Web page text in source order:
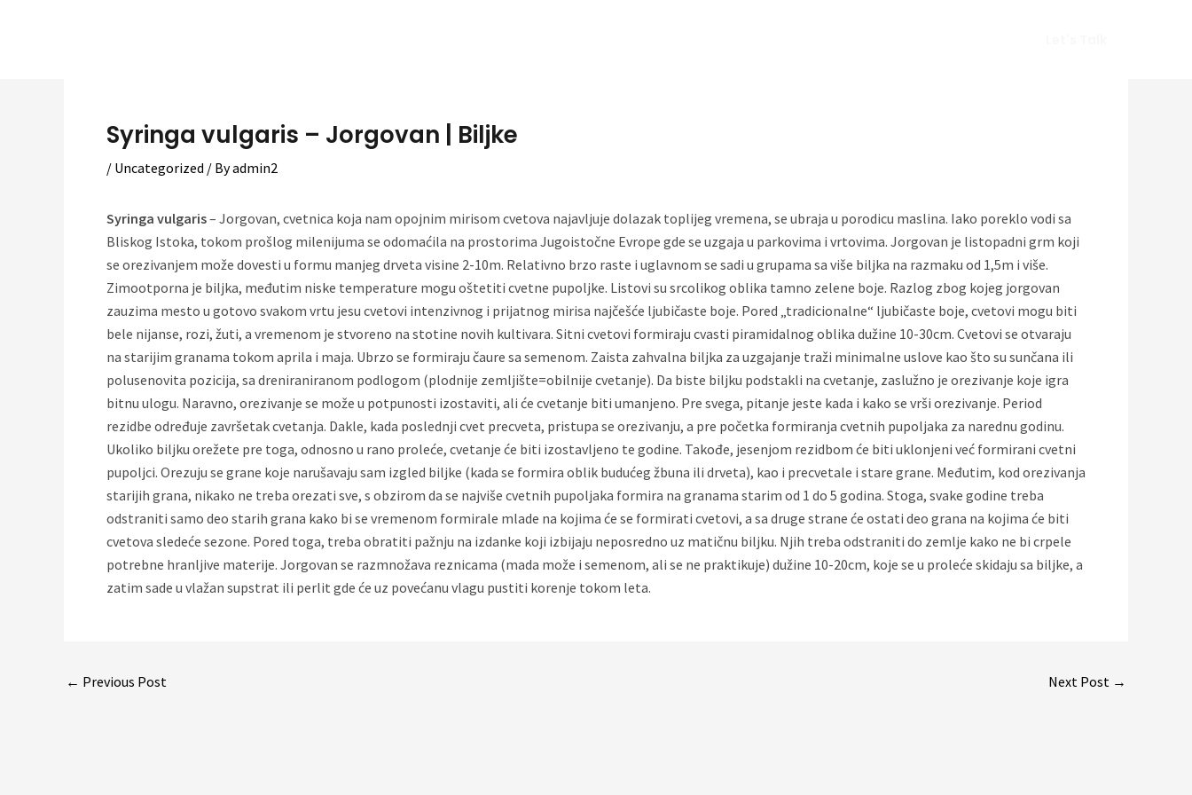
Syringa vulgaris – Jorgovan | Biljke
/ Uncategorized / Byadmin2
Syringa vulgaris– Jorgovan, cvetnica koja nam opojnim mirisom cvetova najavljuje dolazak toplijeg vremena, se ubraja u porodicu maslina. Iako poreklo vodi sa
Bliskog Istoka, tokom prošlog milenijuma se odomaćila na prostorima Jugoistočne Evrope gde se uzgaja u parkovima i vrtovima. Jorgovan je listopadni grm koji
se orezivanjem može dovesti u formu manjeg drveta visine 2-10m. Relativno brzo raste i uglavnom se sadi u grupama sa više biljka na razmaku od 1,5m i više.
Zimootporna je biljka, međutim niske temperature mogu oštetiti cvetne pupoljke. Listovi su srcolikog oblika tamno zelene boje. Razlog zbog kojeg jorgovan
zauzima mesto u gotovo svakom vrtu jesu cvetovi intenzivnog i prijatnog mirisa najčešće ljubičaste boje. Pored „tradicionalne“ ljubičaste boje, cvetovi mogu biti
bele nijanse, rozi, žuti, a vremenom je stvoreno na stotine novih kultivara. Sitni cvetovi formiraju cvasti piramidalnog oblika dužine 10-30cm. Cvetovi se otvaraju
na starijim granama tokom aprila i maja. Ubrzo se formiraju čaure sa semenom. Zaista zahvalna biljka za uzgajanje traži minimalne uslove kao što su sunčana ili
polusenovita pozicija, sa dreniraniranom podlogom (plodnije zemljište=obilnije cvetanje). Da biste biljku podstakli na cvetanje, zaslužno je orezivanje koje igra
bitnu ulogu. Naravno, orezivanje se može u potpunosti izostaviti, ali će cvetanje biti umanjeno. Pre svega, pitanje jeste kada i kako se vrši orezivanje. Period
rezidbe određuje završetak cvetanja. Dakle, kada poslednji cvet precveta, pristupa se orezivanju, a pre početka formiranja cvetnih pupoljaka za narednu godinu.
Ukoliko biljku orežete pre toga, odnosno u rano proleće, cvetanje će biti izostavljeno te godine. Takođe, jesenjom rezidbom će biti uklonjeni već formirani cvetni
pupoljci. Orezuju se grane koje narušavaju sam izgled biljke (kada se formira oblik budućeg žbuna ili drveta), kao i precvetale i stare grane. Međutim, kod orezivanja
starijih grana, nikako ne treba orezati sve, s obzirom da se najviše cvetnih pupoljaka formira na granama starim od 1 do 5 godina. Stoga, svake godine treba
odstraniti samo deo starih grana kako bi se vremenom formirale mlade na kojima će se formirati cvetovi, a sa druge strane će ostati deo grana na kojima će biti
cvetova sledeće sezone. Pored toga, treba obratiti pažnju na izdanke koji izbijaju neposredno uz matičnu biljku. Njih treba odstraniti do zemlje kako ne bi crpele
potrebne hranljive materije. Jorgovan se razmnožava reznicama (mada može i semenom, ali se ne praktikuje) dužine 10-20cm, koje se u proleće skidaju sa biljke, a
zatim sade u vlažan supstrat ili perlit gde će uz povećanu vlagu pustiti korenje tokom leta.
Post
← Previous Post Next Post →